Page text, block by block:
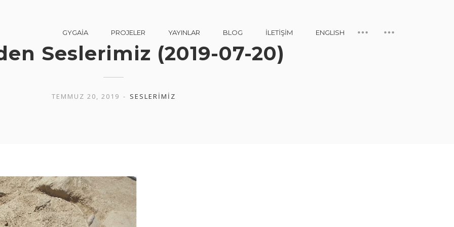
GYGAİA PROJELER YAYINLAR BLOG İLETIŞIM ENGLISH
Seslerimiz (2019-07-20)
TEMMUZ 20, 2019 SESLERIMIZ